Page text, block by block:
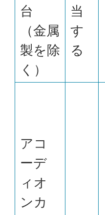
台
（金属
製を除
く）
当
す
る
アコ
ーデ
ィオ
ンカ